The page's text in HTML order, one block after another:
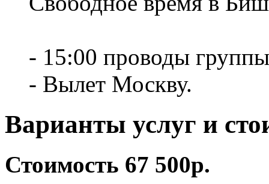
- 15:00 проводы
- Вылет Москву.
Варианты услуг и
Стоимость 67 500р.